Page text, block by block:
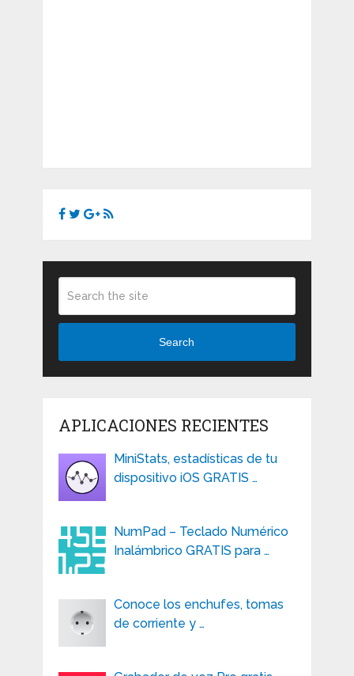
Search
APLICACIONES RECIENTES
MiniStats, estadísticas de tu
dispositivo iOS GRATIS …
NumPad – Teclado Numérico
Inalámbrico GRATIS para …
Conoce los enchufes, tomas
de corriente y …